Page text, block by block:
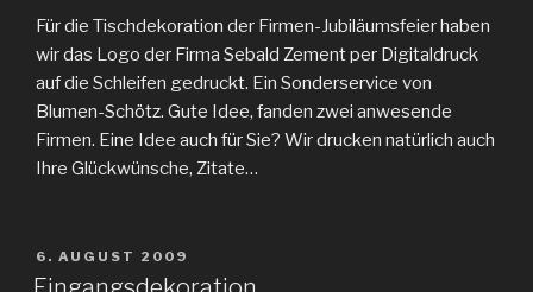
Für die Tischdekoration der Firmen-Jubiläumsfeier haben
wir das Logo der Firma Sebald Zement per Digitaldruck
auf die Schleifen gedruckt. Ein Sonderservice von
Blumen-Schötz. Gute Idee, fanden zwei anwesende
Firmen. Eine Idee auch für Sie? Wir drucken natürlich auch
Ihre Glückwünsche, Zitate…
VERÖFFENTLICHT
AM
6. AUGUST 2009